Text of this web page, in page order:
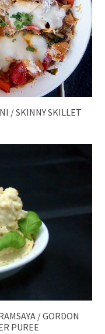
/ SKINNY SKILLET
/ GORDON
PUREE